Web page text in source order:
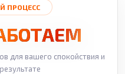
ПРОЦЕСС
для вашего спокойствия и